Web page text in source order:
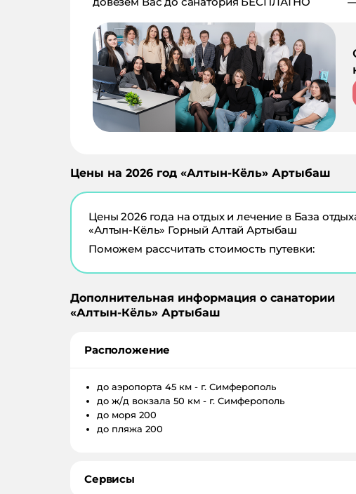
Цены на 2026 год «Алтын-Кёль» Артыбаш
Цены2026года на отдых и лечение в База
«Алтын-Кёль» Горный Алтай Артыбаш
Поможем рассчитать стоимость путевки:
Дополнительная информация о санатории
«Алтын-Кёль» Артыбаш
Расположение
до аэропорта 45 км - г. Симферополь
до ж/д вокзала 50 км - г. Симферополь
до моря 200
до пляжа 200
Сервисы